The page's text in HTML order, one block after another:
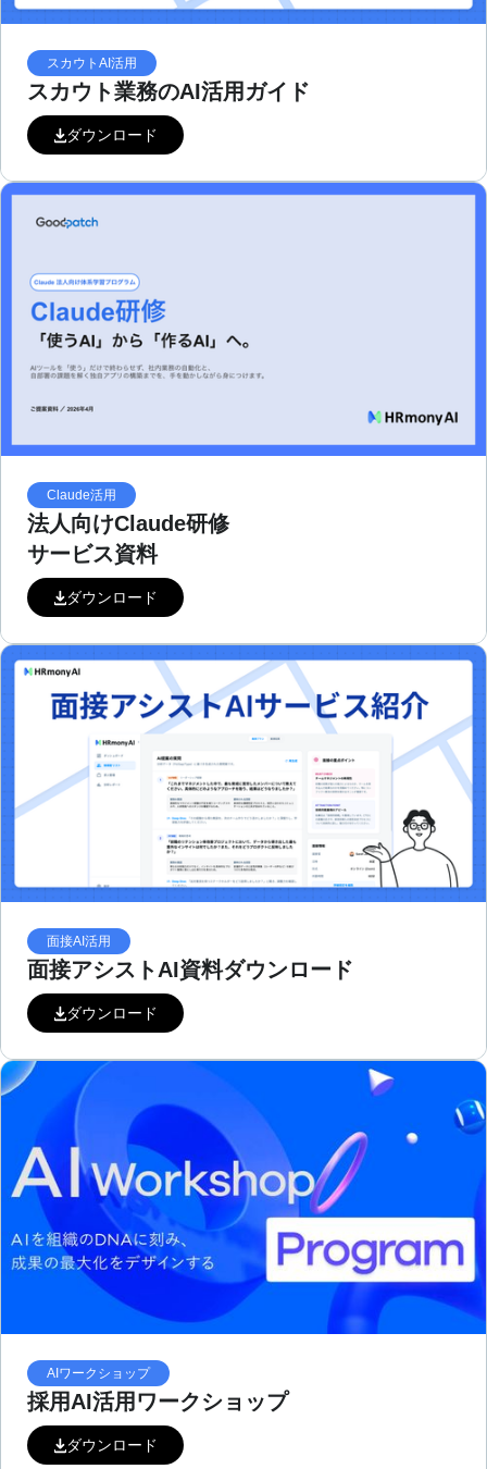
スカウトAI活用
スカウト業務のAI活用ガイド
ダウンロード
Claude活用
法人向けClaude研修
サービス資料
ダウンロード
面接AI活用
面接アシストAI資料ダウンロード
ダウンロード
AIワークショップ
採用AI活用ワークショップ
ダウンロード